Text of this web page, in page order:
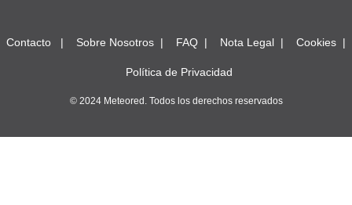
Contacto Sobre Nosotros FAQ Nota Legal Cookies
Política de Privacidad
© 2024 Meteored. Todos los derechos reservados